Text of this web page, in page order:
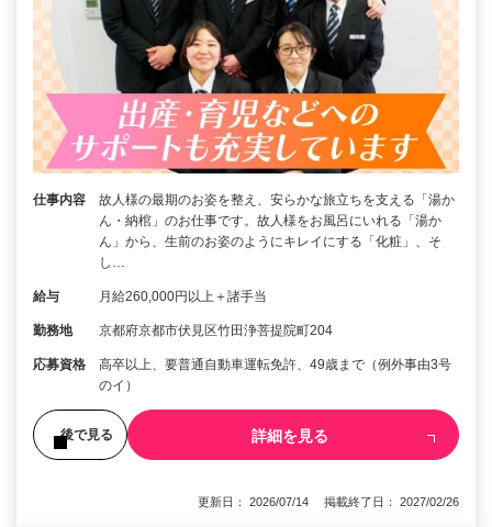
仕事内容
故人様の最期のお姿を整え、安らかな旅立ちを支える「湯か
ん・納棺」のお仕事です。故人様をお風呂にいれる「湯か
ん」から、生前のお姿のようにキレイにする「化粧」、そ
し…
給与 月給260,000円以上＋諸手当
勤務地 京都府京都市伏見区竹田浄菩提院町204
応募資格
高卒以上、要普通自動車運転免許、49歳まで（例外事由3号
のイ）
後で見る 詳細を見る
更新日： 2026/07/14 掲載終了日： 2027/02/26